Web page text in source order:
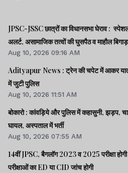
JPSC-JSSC छात्रों का विधानसभा घेराव :
अलर्ट, असामाजिक तत्वों की घुसपैठ व माहौल
आशंका
Aug 10, 2026 09:16 AM
Adityapur News : ट्रेन की चपेट में आकर
में जुटी पुलिस
Aug 10, 2026 11:51 AM
बोकारो : कांवड़िये और पुलिस में कहासुनी, झड़प,
घायल, अस्पताल में भर्ती
Aug 10, 2026 07:55 AM
14वीं JPSC, बैगलॉग 2023 व 2025 परीक्षा
परीक्षाओं का ED या CID जांच होगी